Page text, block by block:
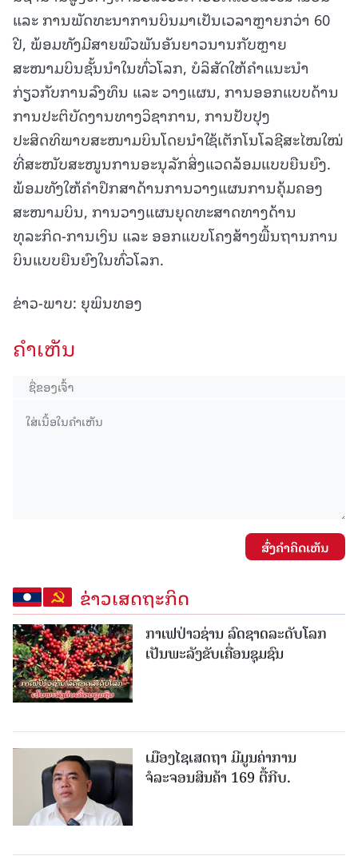
ແລະ ການພັດທະນາການບິນມາເປັນເວລາຫຼາຍກວ່າ 60
ປີ, ​ພ້ອມທັງມີສາຍພົວພັນອັນຍາວນານກັບຫຼາຍ
ສະໜາມບິນຊັ້ນນໍາໃນທົ່ວໂລກ, ບໍລິສັດໃຫ້ຄໍາແນະນໍາ
ກ່ຽວກັບການລົງທຶນ ແລະ ວາງແຜນ, ການອອກແບບດ້ານ
ການປະຕິບັດງານທາງວິຊາການ, ​ການປັບປຸງ
ປະສິດທິພາບສະໜາມບິນ​ໂດຍນຳໃຊ້ເຕັກໂນໂລຊີສະໄໝໃໝ່​
ທີ່ສະໜັບສະໜູນການອະນຸລັກສິ່ງແວດລ້ອມແບບຍືນຍົງ.​
ພ້ອມທັງ​ໃຫ້ຄຳປຶກສາ​ດ້ານການວາງແຜນ​ການຄຸ້ມຄອງ
ສະໜາມບິນ, ການວາງແຜນຍຸດທະສາດທາງດ້ານ
ທຸລະກິດ-ການເງິນ​​ ແລະ​ ອອກແບບໂຄງສ້າງພື້ນຖານການ
ບິນແບບຍືນຍົງໃນທົ່ວໂລກ.​
ຂ່າວ-ພາບ: ຍຸພິນທອງ
ຄໍາເຫັນ
ສົ່ງຄໍາຄິດເຫັນ
ຂ່າວເສດຖະກິດ
ກາເຟປ່າວຊ່ານ ລົດຊາດລະດັບໂລກ
ເປັນພະລັງຂັບເຄື່ອນຊຸມຊົນ
ເມືອງໄຊເສດຖາ ມີມູນຄ່າການ
ຈໍລະຈອນສິນຄ້າ 169 ຕື້ກີບ.